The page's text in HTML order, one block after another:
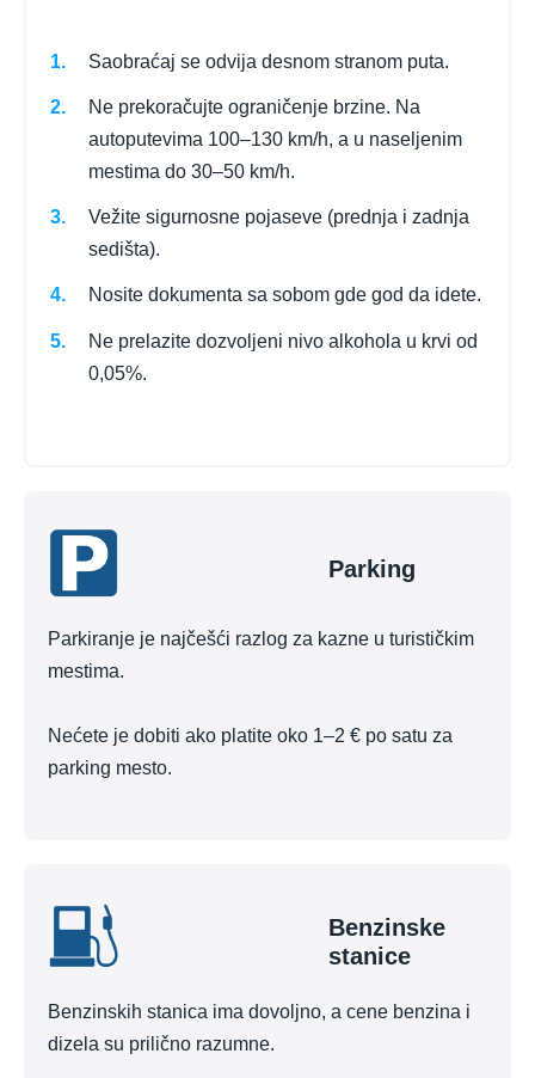
Saobraćaj se odvija desnom stranom puta.
Ne prekoračujte ograničenje brzine. Na
autoputevima 100–130 km/h, a u naseljenim
mestima do 30–50 km/h.
Vežite sigurnosne pojaseve (prednja i zadnja
sedišta).
Nosite dokumenta sa sobom gde god da idete.
Ne prelazite dozvoljeni nivo alkohola u krvi od
0,05%.
Parking
Parkiranje je najčešći razlog za kazne u turističkim
mestima.
Nećete je dobiti ako platite oko 1–2 € po satu za
parking mesto.
Benzinske
stanice
Benzinskih stanica ima dovoljno, a cene benzina i
dizela su prilično razumne.